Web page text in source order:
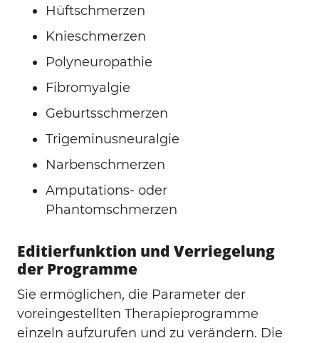
Hüftschmerzen
Knieschmerzen
Polyneuropathie
Fibromyalgie
Geburtsschmerzen
Trigeminusneuralgie
Narbenschmerzen
Amputations- oder
Phantomschmerzen
Editierfunktion und Verriegelung
der Programme
Sie ermöglichen, die Parameter der
voreingestellten Therapieprogramme
einzeln aufzurufen und zu verändern. Die